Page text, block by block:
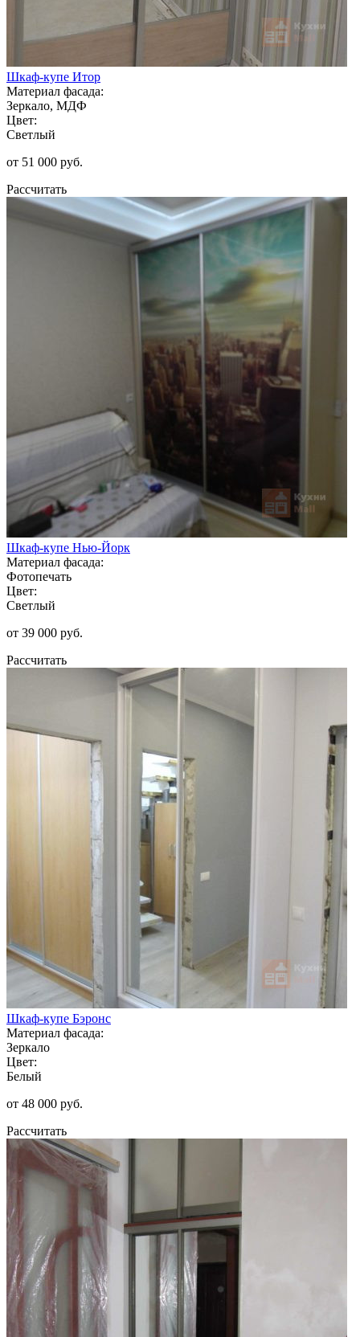
Шкаф-купе Итор
Материал фасада:
Зеркало, МДФ
Цвет:
Светлый
от 51 000 руб.
Рассчитать
Шкаф-купе Нью-Йорк
Материал фасада:
Фотопечать
Цвет:
Светлый
от 39 000 руб.
Рассчитать
Шкаф-купе Бэронс
Материал фасада:
Зеркало
Цвет:
Белый
от 48 000 руб.
Рассчитать